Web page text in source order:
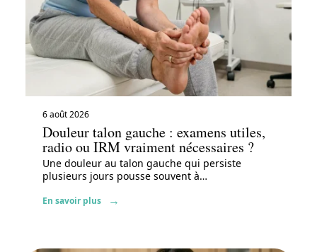
6 août 2026
Douleur talon gauche : examens utiles,
radio ou IRM vraiment nécessaires ?
Une douleur au talon gauche qui persiste
plusieurs jours pousse souvent à…
En savoir plus